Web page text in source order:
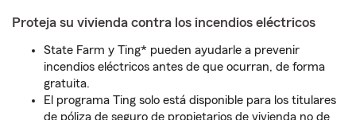
Proteja su vivienda contra los incendios eléctricos
State Farm y Ting* pueden ayudarle a prevenir
incendios eléctricos antes de que ocurran, de forma
gratuita.
El programa Ting solo está disponible para los titulares
de póliza de seguro de propietarios de vivienda no de